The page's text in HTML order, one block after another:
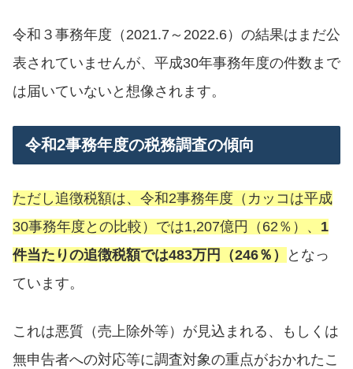
令和３事務年度（2021.7～2022.6）の結果はまだ公
表されていませんが、平成30年事務年度の件数まで
は届いていないと想像されます。
令和2事務年度の税務調査の傾向
ただし追徴税額は、令和2事務年度（カッコは平成
30事務年度との比較）では1,207億円（62％）、 1
件当たりの追徴税額では483万円（246％）
となっ
ています。
これは悪質（売上除外等）が見込まれる、もしくは
無申告者への対応等に調査対象の重点がおかれたこ